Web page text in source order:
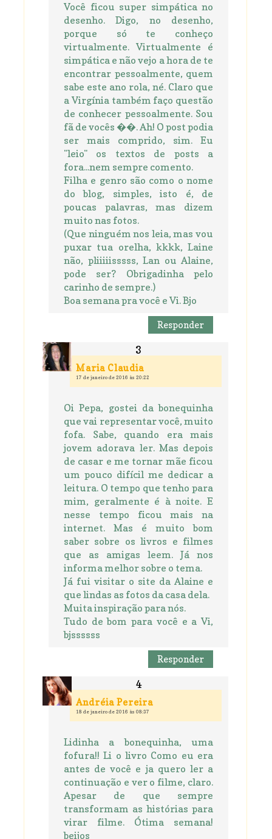
Você ficou super simpática no
desenho. Digo, no desenho,
porque só te conheço
virtualmente. Virtualmente é
simpática e não vejo a hora de te
encontrar pessoalmente, quem
sabe este ano rola, né. Claro que
a Virgínia também faço questão
de conhecer pessoalmente. Sou
fã de vocês ��. Ah! O post podia
ser mais comprido, sim. Eu
"leio" os textos de posts a
fora...nem sempre comento.
Filha e genro são como o nome
do blog, simples, isto é, de
poucas palavras, mas dizem
muito nas fotos.
(Que ninguém nos leia, mas vou
puxar tua orelha, kkkk, Laine
não, pliiiiisssss, Lan ou Alaine,
pode ser? Obrigadinha pelo
carinho de sempre.)
Boa semana pra você e Vi. Bjo
Responder
Maria Claudia
17 de janeiro de 2016 às 20:22
Oi Pepa, gostei da bonequinha
que vai representar você, muito
fofa. Sabe, quando era mais
jovem adorava ler. Mas depois
de casar e me tornar mãe ficou
um pouco difícil me dedicar a
leitura. O tempo que tenho para
mim, geralmente é à noite. E
nesse tempo ficou mais na
internet. Mas é muito bom
saber sobre os livros e filmes
que as amigas leem. Já nos
informa melhor sobre o tema.
Já fui visitar o site da Alaine e
que lindas as fotos da casa dela.
Muita inspiração para nós.
Tudo de bom para você e a Vi,
bjssssss
Responder
Andréia Pereira
18 de janeiro de 2016 às 08:37
Lidinha a bonequinha, uma
fofura!! Li o livro Como eu era
antes de você e ja quero ler a
continuação e ver o filme, claro.
Apesar de que sempre
transformam as histórias para
virar filme. Ótima semana!
beijos